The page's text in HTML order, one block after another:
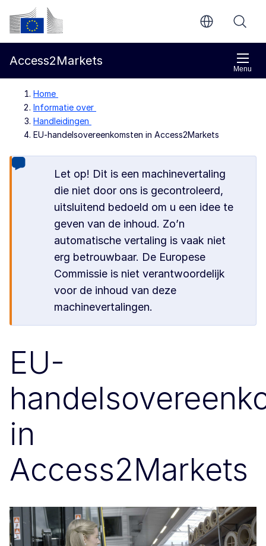
Direct naar de inhoud
Europese Commissie
Menu
Access2Markets
Home
Informatie over
Handleidingen
EU-handelsovereenkomsten in Access2Markets
Let op! Dit is een machinevertaling
die niet door ons is gecontroleerd,
uitsluitend bedoeld om u een idee te
geven van de inhoud. Zo’n
automatische vertaling is vaak niet
erg betrouwbaar. De Europese
Commissie is niet verantwoordelijk
voor de inhoud van deze
machinevertalingen.
EU-
in
Access2Markets